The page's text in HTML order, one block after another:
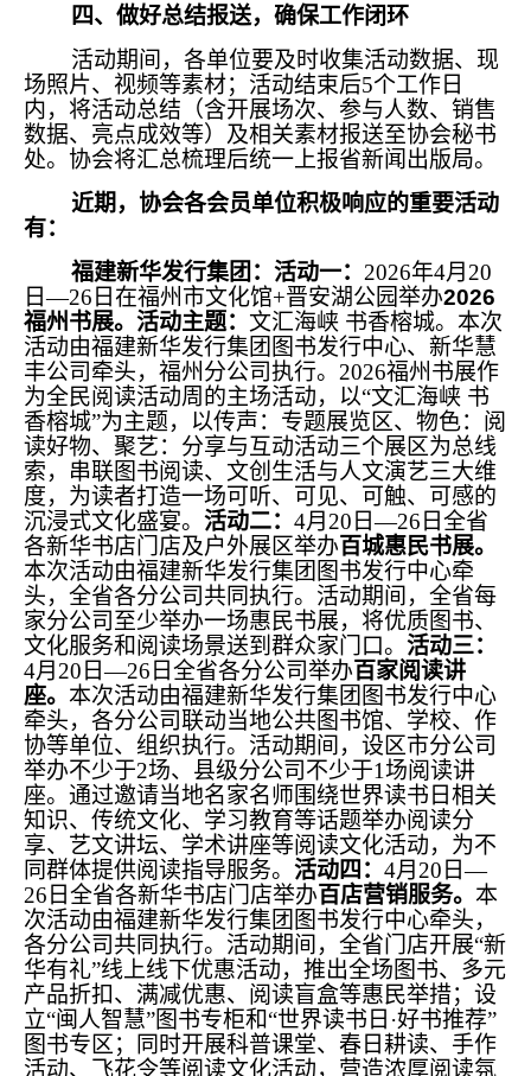
四、做好总结报送，确保工作闭环
活动期间，各单位要及时收集活动数据、现
场照片、视频等素材；活动结束后5个工作日
内，将活动总结（含开展场次、参与人数、销售
数据、亮点成效等）及相关素材报送至协会秘书
处。协会将汇总梳理后统一上报省新闻出版局。
近期，协会各会员单位积极响应的重要活动
有：
福建新华发行集团：活动一： 2026年4月20
日—26日在福州市文化馆+晋安湖公园举办2026
福州书展。活动主题： 文汇海峡 书香榕城。本次
活动由福建新华发行集团图书发行中心、新华慧
丰公司牵头，福州分公司执行。2026福州书展作
为全民阅读活动周的主场活动，以“文汇海峡 书
香榕城”为主题，以传声：专题展览区、物色：阅
读好物、聚艺：分享与互动活动三个展区为总线
索，串联图书阅读、文创生活与人文演艺三大维
度，为读者打造一场可听、可见、可触、可感的
沉浸式文化盛宴。 活动二： 4月20日—26日全省
各新华书店门店及户外展区举办百城惠民书展。
本次活动由福建新华发行集团图书发行中心牵
头，全省各分公司共同执行。活动期间，全省每
家分公司至少举办一场惠民书展，将优质图书、
文化服务和阅读场景送到群众家门口。 活动三：
4月20日—26日全省各分公司举办百家阅读讲
座。 本次活动由福建新华发行集团图书发行中心
牵头，各分公司联动当地公共图书馆、学校、作
协等单位、组织执行。活动期间，设区市分公司
举办不少于2场、县级分公司不少于1场阅读讲
座。通过邀请当地名家名师围绕世界读书日相关
知识、传统文化、学习教育等话题举办阅读分
享、艺文讲坛、学术讲座等阅读文化活动，为不
同群体提供阅读指导服务。 活动四： 4月20日—
26日全省各新华书店门店举办百店营销服务。 本
次活动由福建新华发行集团图书发行中心牵头，
各分公司共同执行。活动期间，全省门店开展“新
华有礼”线上线下优惠活动，推出全场图书、多元
产品折扣、满减优惠、阅读盲盒等惠民举措；设
立“闽人智慧”图书专柜和“世界读书日·好书推荐”
图书专区；同时开展科普课堂、春日耕读、手作
活动、飞花令等阅读文化活动，营造浓厚阅读氛